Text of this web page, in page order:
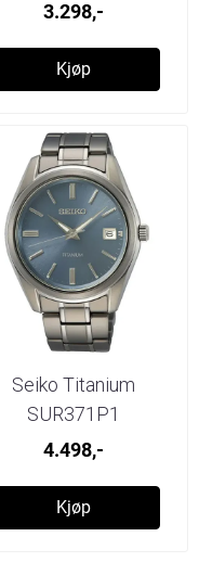
3.298,-
Kjøp
Seiko Titanium
SUR371P1
4.498,-
Kjøp